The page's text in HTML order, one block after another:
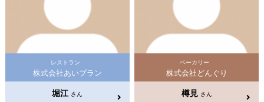
レストラン
株式会社あいプラン
堀江 さん
ベーカリー
株式会社どんぐり
樽見 さん